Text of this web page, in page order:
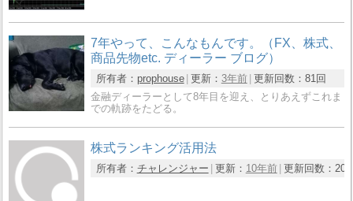
7年やって、こんなもんです。（FX、株式、
商品先物etc. ディーラー ブログ）
所有者： prophouse 更新： 3年前 更新回数： 81回
金融ディーラーとして8年目を迎え、とりあえずこれま
での軌跡をたどる。
株式ランキング活用法
所有者： チャレンジャー 更新： 10年前 更新回数： 20